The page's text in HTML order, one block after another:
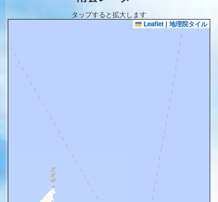
タップすると拡大します
Leaflet | 地理院タイル